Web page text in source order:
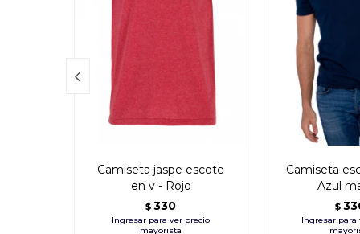
Camiseta jaspe escote
en v - Rojo
$ 330
Camiseta
Azul
$
